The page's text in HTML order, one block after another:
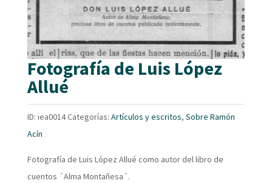
Fotografía de Luis López
Allué
ID: iea0014Categorías: Artículos y escritos, Sobre Ramón
Acín
Fotografía de Luis López Allué como autor del libro de
cuentos ´Alma Montañesa´.